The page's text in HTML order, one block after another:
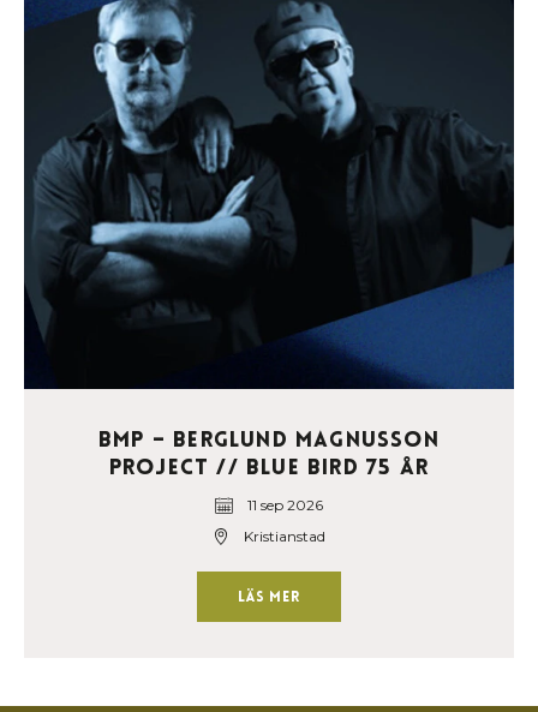
BMP – Berglund Magnusson
Project // Blue Bird 75 år
11 sep 2026
Kristianstad
Läs mer